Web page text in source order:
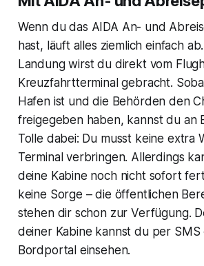
Wenn du das AIDA An- und
hast, läuft alles ziemlich einfach
Landung wirst du direkt vom
Kreuzfahrtterminal gebracht.
Hafen ist und die Behörden den
freigegeben haben, kannst du an
Tolle dabei: Du musst keine extra
Terminal verbringen. Allerdings
deine Kabine noch nicht sofort
keine Sorge – die öffentlichen
stehen dir schon zur Verfügung.
deiner Kabine kannst du per SMS
Bordportal einsehen.